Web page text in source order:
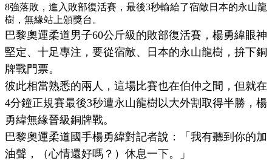
8強落敗，進入敗部復活賽，最後3秒輸給了宿敵日本的永山龍
樹，無緣站上頒獎台。
巴黎奧運柔道男子60公斤級的敗部復活賽，楊勇緯眼神
堅定、十足專注，要從宿敵、日本的永山龍樹，拚下銅
牌戰門票。
彼此相當熟悉的兩人，這場比賽也在伯仲之間，但就在
4分鐘正規賽最後3秒遭永山龍樹以大外割取得半勝，楊
勇緯無緣晉級銅牌戰。
巴黎奧運柔道國手楊勇緯對記者說：「我有聽到你的加
油聲，（心情還好嗎？）休息一下。」